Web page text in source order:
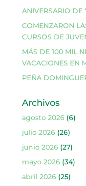
ANIVERSARIO DE
COMENZARON
CURSOS DE
MÁS DE 100 MIL
VACACIONES EN
PEÑA
Archivos
agosto 2026(6)
julio 2026(26)
junio 2026(27)
mayo 2026(34)
abril 2026(25)